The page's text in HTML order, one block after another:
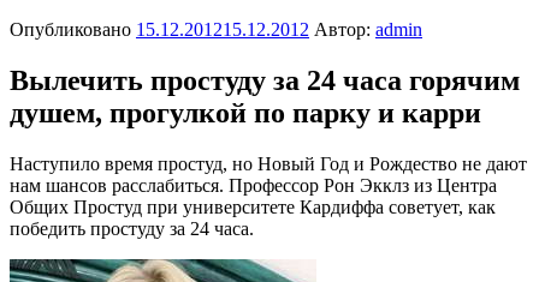
Опубликовано 15.12.201215.12.2012 Автор: admin
Вылечить простуду за 24 часа горячим
душем, прогулкой по парку и карри
Наступило время простуд, но Новый Год и Рождество не дают
нам шансов расслабиться. Профессор Рон Экклз из Центра
Общих Простуд при университете Кардиффа советует, как
победить простуду за 24 часа.